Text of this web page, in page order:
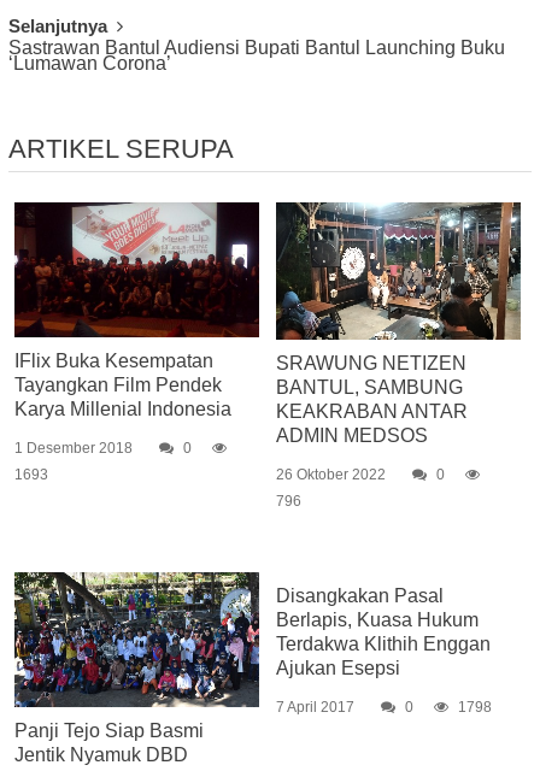
Selanjutnya
Sastrawan Bantul Audiensi Bupati Bantul Launching Buku
‘Lumawan Corona’
ARTIKEL SERUPA
IFlix Buka Kesempatan
Tayangkan Film Pendek
Karya Millenial Indonesia
1 Desember 2018
0
1693
SRAWUNG NETIZEN
BANTUL, SAMBUNG
KEAKRABAN ANTAR
ADMIN MEDSOS
26 Oktober 2022
0
796
Panji Tejo Siap Basmi
Jentik Nyamuk DBD
Disangkakan Pasal
Berlapis, Kuasa Hukum
Terdakwa Klithih Enggan
Ajukan Esepsi
7 April 2017 0 1798